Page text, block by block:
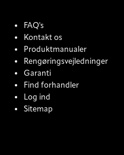
FAQ's
Kontakt os
Produktmanualer
Rengøringsvejledninger
Garanti
Find forhandler
Log ind
Sitemap